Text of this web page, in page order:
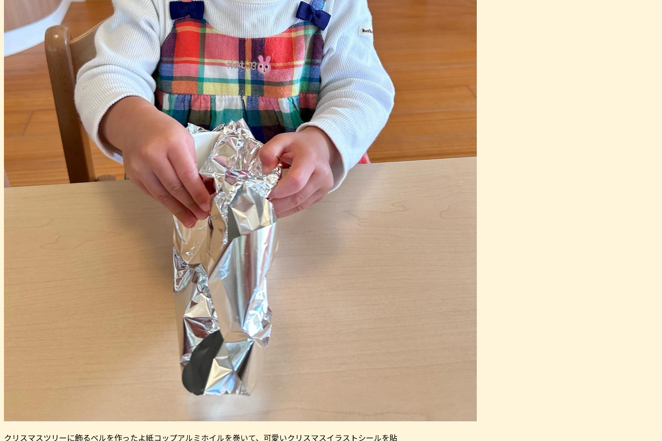
クリスマスツリーに飾るベルを作ったよ紙コップアルミホイルを巻いて、可愛いクリスマスイラストシールを貼